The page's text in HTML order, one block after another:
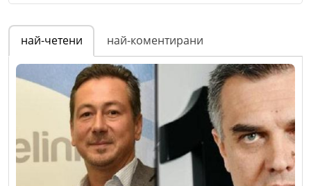
Име*
Коментар*
най-четени най-коментирани